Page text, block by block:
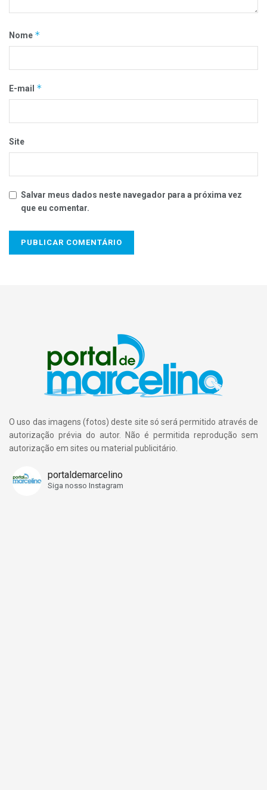
Nome *
E-mail *
Site
Salvar meus dados neste navegador para a próxima vez
que eu comentar.
O uso das imagens (fotos) deste site só será permitido através de
autorização prévia do autor. Não é permitida reprodução sem
autorização em sites ou material publicitário.
portaldemarcelino
Siga nosso Instagram